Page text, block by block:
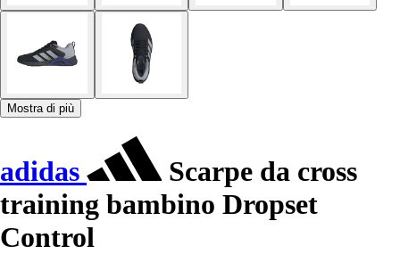
Mostra di più
adidas
Scarpe da cross
training bambino Dropset
Control